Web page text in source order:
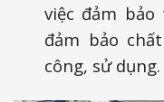
việc đảm
đảm bảo
công, sử dụng.